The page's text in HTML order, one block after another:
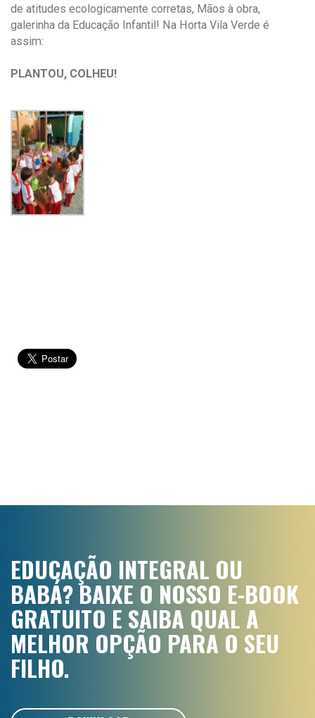
de atitudes ecologicamente corretas, Mãos à obra,
galerinha da Educação Infantil! Na Horta Vila Verde é
assim:
PLANTOU, COLHEU!
EDUCAÇÃO INTEGRAL OU
BABÁ? BAIXE O NOSSO E-BOOK
GRATUITO E SAIBA QUAL A
MELHOR OPÇÃO PARA O SEU
FILHO.